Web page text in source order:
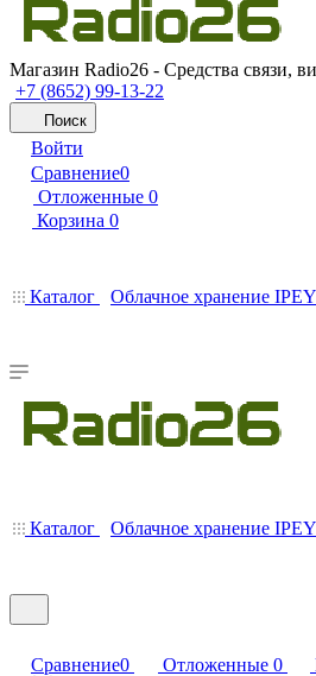
Магазин Radio26 - Средства связи,
+7 (8652) 99-13-22
Поиск
Войти
Сравнение0
Отложенные 0
Корзина 0
Каталог Облачное хранение
Каталог Облачное хранение
Сравнение0 Отложенные 0